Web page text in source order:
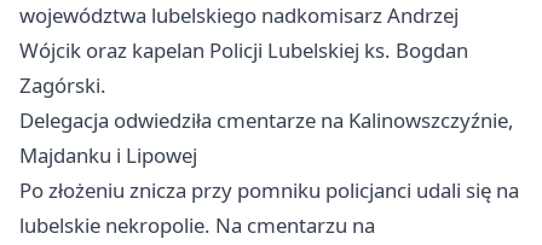
województwa lubelskiego nadkomisarz Andrzej
Wójcik oraz kapelan Policji Lubelskiej ks. Bogdan
Zagórski.
Delegacja odwiedziła cmentarze na Kalinowszczyźnie,
Majdanku i Lipowej
Po złożeniu znicza przy pomniku policjanci udali się na
lubelskie nekropolie. Na cmentarzu na